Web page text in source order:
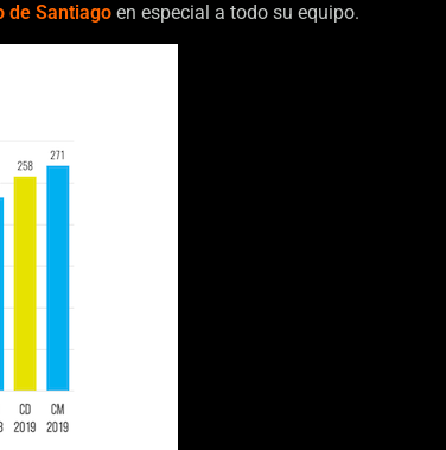
de Santiago en especial a todo su equipo.